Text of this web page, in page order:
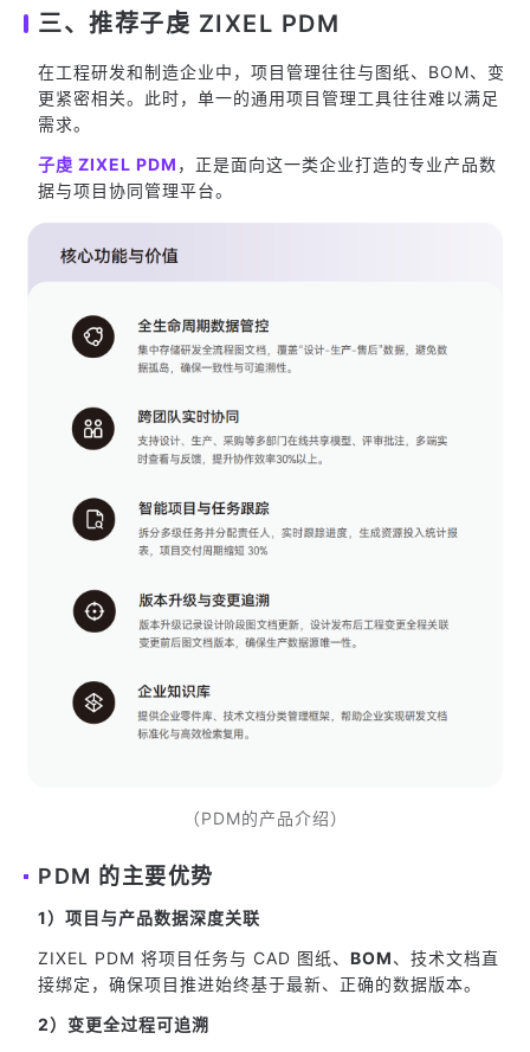
三、推荐子虔 ZIXEL PDM
在工程研发和制造企业中，项目管理往往与图纸、BOM、变
更紧密相关。此时，单一的通用项目管理工具往往难以满足
需求。
子虔 ZIXEL PDM ，正是面向这一类企业打造的专业产品数
据与项目协同管理平台。
（PDM的产品介绍）
PDM 的主要优势
1）项目与产品数据深度关联
ZIXEL PDM 将项目任务与 CAD 图纸、 BOM、技术文档直
接绑定，确保项目推进始终基于最新、正确的数据版本。
2）变更全过程可追溯